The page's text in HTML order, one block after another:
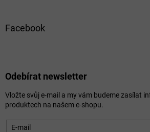
Facebook
Odebírat newsletter
Vložte svůj e-mail a my vám budeme zasílat
produktech na našem e-shopu.
E-mail